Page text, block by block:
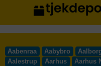
Aabenraa Aabybro
Aalestrup
Aarhus Aarhus